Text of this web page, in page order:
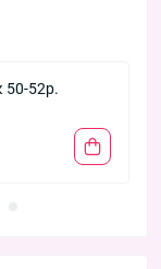
50-52р.